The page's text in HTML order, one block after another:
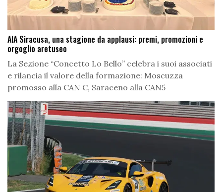
AIA Siracusa, una stagione da applausi: premi, promozioni e
orgoglio aretuseo
La Sezione “Concetto Lo Bello” celebra i suoi associati
e rilancia il valore della formazione: Moscuzza
promosso alla CAN C, Saraceno alla CAN5